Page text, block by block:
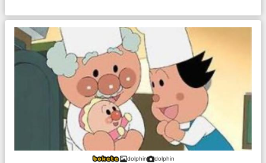
dolphin dolphin